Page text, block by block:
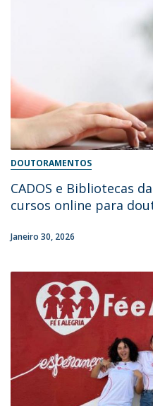
DOUTORAMENTOS
CADOS e Bibliotecas
cursos online para
Janeiro 30, 2026